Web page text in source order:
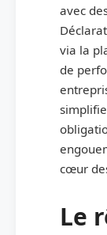
avec
via la
de
cœur
Le